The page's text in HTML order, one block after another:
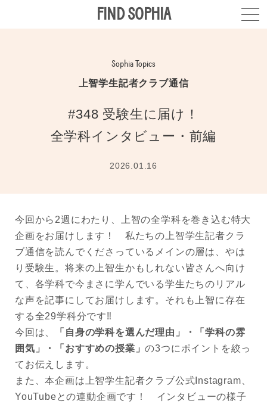
FIND SOPHIA
Sophia Topics
上智学生記者クラブ通信
#348 受験生に届け！
全学科インタビュー・前編
2026.01.16
今回から2週にわたり、上智の全学科を巻き込む特大
企画をお届けします！ 私たちの上智学生記者クラ
ブ通信を読んでくださっているメインの層は、やは
り受験生。将来の上智生かもしれない皆さんへ向け
て、各学科で今まさに学んでいる学生たちのリアル
な声を記事にしてお届けします。それも上智に存在
する全29学科分です‼︎
今回は、
「自身の学科を選んだ理由」・「学科の雰
囲気」・「おすすめの授業」の3つにポイントを絞っ
てお伝えします。
また、本企画は上智学生記者クラブ公式Instagram、
YouTubeとの連動企画です！ インタビューの様子